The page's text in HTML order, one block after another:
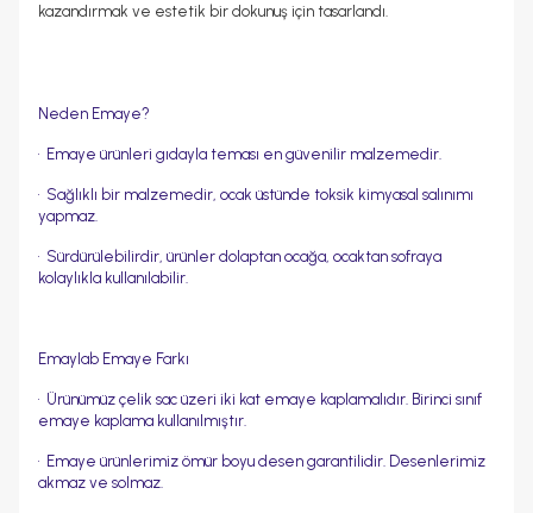
kazandırmak ve estetik bir dokunuş için tasarlandı.
Neden Emaye?
•⁠ ⁠Emaye ürünleri gıdayla teması en güvenilir malzemedir.
•⁠ ⁠Sağlıklı bir malzemedir, ocak üstünde toksik kimyasal salınımı
yapmaz.
•⁠ ⁠Sürdürülebilirdir, ürünler dolaptan ocağa, ocaktan sofraya
kolaylıkla kullanılabilir.
Emaylab Emaye Farkı
•⁠ ⁠Ürünümüz çelik sac üzeri iki kat emaye kaplamalıdır. Birinci sınıf
emaye kaplama kullanılmıştır.
•⁠ ⁠Emaye ürünlerimiz ömür boyu desen garantilidir. Desenlerimiz
akmaz ve solmaz.